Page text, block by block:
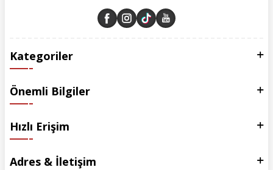
Kategoriler
Önemli Bilgiler
Hızlı Erişim
Adres & İletişim